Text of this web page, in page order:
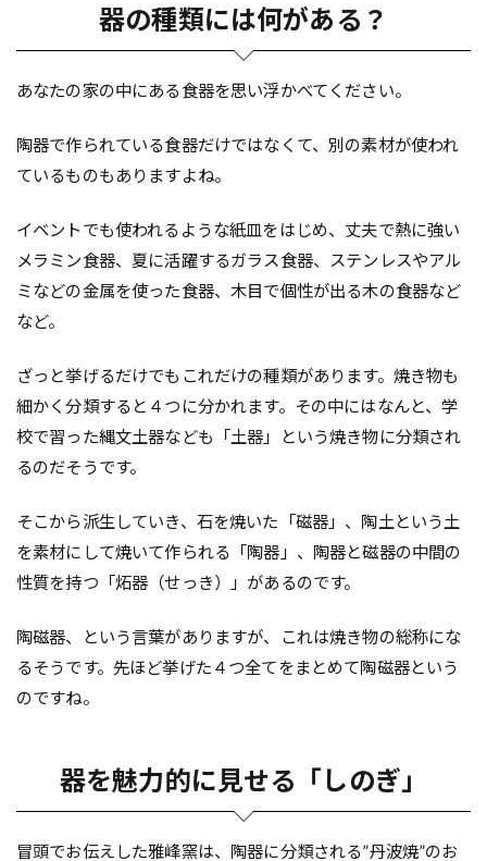
器の種類には何がある？
あなたの家の中にある食器を思い浮かべてください。
陶器で作られている食器だけではなくて、別の素材が使われ
ているものもありますよね。
イベントでも使われるような紙皿をはじめ、丈夫で熱に強い
メラミン食器、夏に活躍するガラス食器、ステンレスやアル
ミなどの金属を使った食器、木目で個性が出る木の食器など
など。
ざっと挙げるだけでもこれだけの種類があります。焼き物も
細かく分類すると４つに分かれます。その中にはなんと、学
校で習った縄文土器なども「土器」という焼き物に分類され
るのだそうです。
そこから派生していき、石を焼いた「磁器」、陶土という土
を素材にして焼いて作られる「陶器」、陶器と磁器の中間の
性質を持つ「炻器（せっき）」があるのです。
陶磁器、という言葉がありますが、これは焼き物の総称にな
るそうです。先ほど挙げた４つ全てをまとめて陶磁器という
のですね。
器を魅力的に見せる「しのぎ」
冒頭でお伝えした雅峰窯は、陶器に分類される”丹波焼”のお